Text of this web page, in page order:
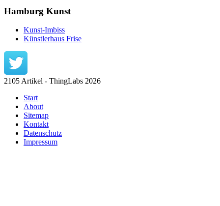
Hamburg Kunst
Kunst-Imbiss
Künstlerhaus Frise
2105 Artikel - ThingLabs 2026
Start
About
Sitemap
Kontakt
Datenschutz
Impressum